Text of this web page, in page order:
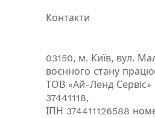
Контакти
03150, м. Київ, вул.
воєнного стану
ТОВ «Ай-Ленд
37441118,
ІПН 374411126588